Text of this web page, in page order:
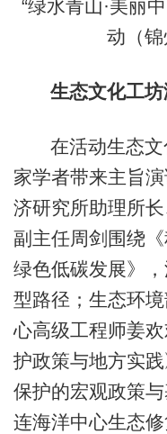
“绿水青山·美丽
动（
生态文化工
在活动生态
家学者带来主旨
济研究所助理所
副主任周剑围绕
绿色低碳发展》
型路径；生态环
心高级工程师姜
护政策与地方实
保护的宏观政策
连海洋中心生态